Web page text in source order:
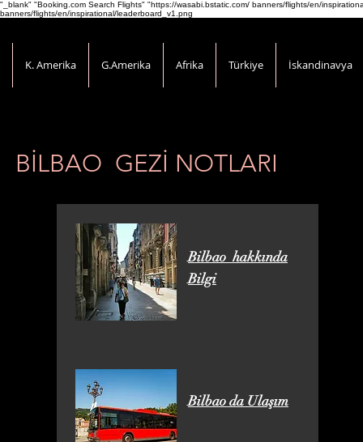
"_blank" "Booking.com Search Flights" "https://wasabi.bstatic.com/ banners/flights/en/
banners/flights/en/inspirational/leaderboard_v1.png
K. Amerika G.Amerika Afrika Türkiye İskandinavya
BİLBAO GEZİ NOTLARI
Bilbao hakkında
Bilgi
Bilbao da Ulaşım